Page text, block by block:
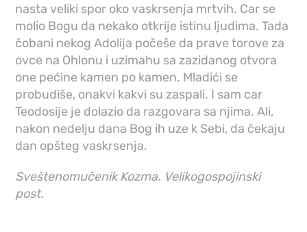
nasta veliki spor oko vaskrsenja mrtvih. Car se
molio Bogu da nekako otkrije istinu ljudima. Tada
čobani nekog Adolija počeše da prave torove za
ovce na Ohlonu i uzimahu sa zazidanog otvora
one pećine kamen po kamen. Mladići se
probudiše, onakvi kakvi su zaspali. I sam car
Teodosije je dolazio da razgovara sa njima. Ali,
nakon nedelju dana Bog ih uze k Sebi, da čekaju
dan opšteg vaskrsenja.
Sveštenomučenik Kozma. Velikogospojinski
post.